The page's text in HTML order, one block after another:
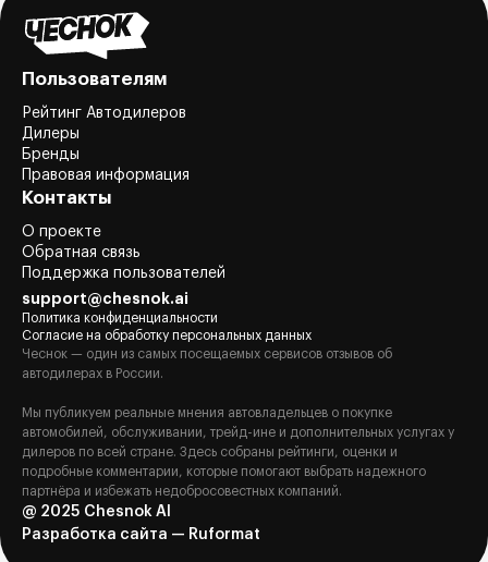
Пользователям
Рейтинг Автодилеров
Дилеры
Бренды
Правовая информация
Контакты
О проекте
Обратная связь
Поддержка пользователей
support@chesnok.ai
Политика конфиденциальности
Согласие на обработку персональных данных
Чеснок — один из самых посещаемых сервисов отзывов об
автодилерах в России.
Мы публикуем реальные мнения автовладельцев о покупке
автомобилей, обслуживании, трейд-ине и дополнительных услугах у
дилеров по всей стране. Здесь собраны рейтинги, оценки и
подробные комментарии, которые помогают выбрать надежного
партнёра и избежать недобросовестных компаний.
@ 2025 Chesnok AI
Разработка сайта — Ruformat